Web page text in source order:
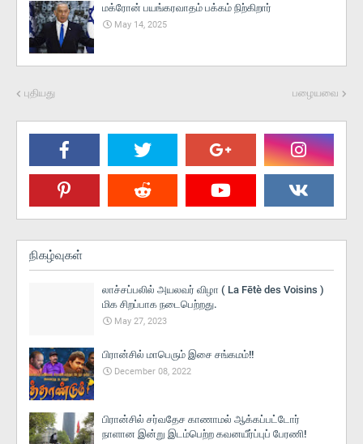
மக்ரோன் பயங்கரவாதம் பக்கம் நிற்கிறார்
May 14, 2025
புதியது பழையவை
நிகழ்வுகள்
லாச்சப்பலில் அயலவர் விழா ( La Fētè des Voisins )
மிக சிறப்பாக நடைபெற்றது.
May 27, 2023
பிரான்சில் மாபெரும் இசை சங்கமம்!!
December 08, 2022
பிரான்சில் சர்வதேச காணாமல் ஆக்கப்பட்டோர்
நாளான இன்று இடம்பெற்ற கவனயீர்ப்புப் பேரணி!